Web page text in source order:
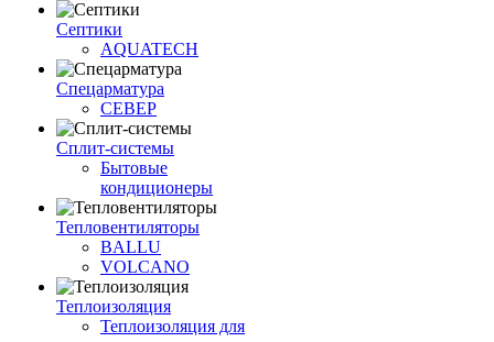
Септики
AQUATECH
Спецарматура
СЕВЕР
Сплит-системы
Бытовые
кондиционеры
Тепловентиляторы
BALLU
VOLCANO
Теплоизоляция
Теплоизоляция для